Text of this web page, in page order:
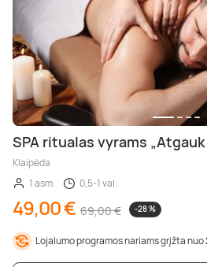
SPA ritualas vyrams „Atgauk
Klaipėda
1 asm.
0,5-1 val.
49,00 € 69,00 € -28 %
Lojalumo programos nariams grįžta nuo